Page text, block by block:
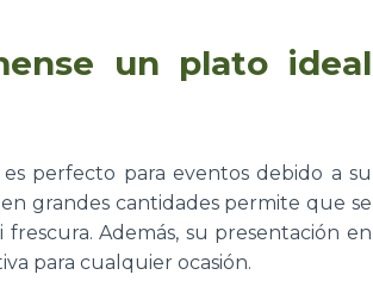
un plato ideal
es perfecto para eventos debido a su
grandes cantidades permite que se
Además, su presentación en
para cualquier ocasión.